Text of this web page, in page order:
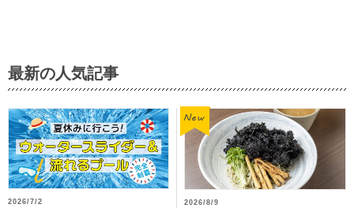
最新の人気記事
2026/7/2 2026/8/9